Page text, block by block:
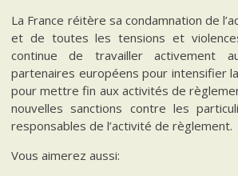
La France réitère sa condamnation de
et de toutes les tensions et
continue de travailler activement
partenaires européens pour intensifier
pour mettre fin aux activités de
nouvelles sanctions contre les
responsables de l’activité de règlement.
Vous aimerez aussi: